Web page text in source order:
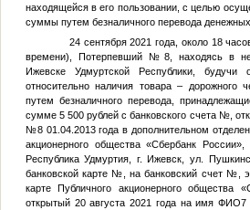
находящейся в его пользовании, с целью
суммы путем безналичного перевода денежных
24 сентября 2021 года, около 18
времени),Потерпевший №8, находясь в
Ижевске Удмуртской Республики, будучи
относительно наличия товара – дорожного
путем безналичного перевода,
сумме 5 500 рублей с банковского счета №,
№801.04.2013 года в дополнительном
акционерного общества «Сбербанк
Республика Удмуртия, г. Ижевск, ул.
банковской карте № , на банковский счет № ,
карте Публичного акционерного
открытый 20 августа 2021 года на имя ФИО7